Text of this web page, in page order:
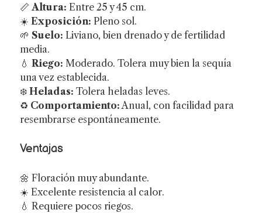
📏 Altura: Entre 25 y 45 cm.
☀️ Exposición: Pleno sol.
🌱 Suelo: Liviano, bien drenado y de fertilidad
media.
💧 Riego: Moderado. Tolera muy bien la sequía
una vez establecida.
❄️ Heladas: Tolera heladas leves.
♻️ Comportamiento: Anual, con facilidad para
resembrarse espontáneamente.
Ventajas
🌼 Floración muy abundante.
☀️ Excelente resistencia al calor.
💧 Requiere pocos riegos.